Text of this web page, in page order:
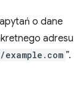
o dane
adresu
”.